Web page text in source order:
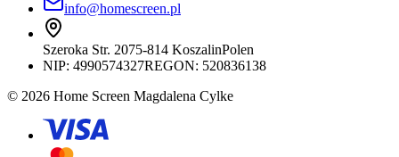
info@homescreen.pl
Szeroka Str. 2075-814 KoszalinPolen
NIP: 4990574327REGON: 520836138
© 2026 Home Screen Magdalena Cylke